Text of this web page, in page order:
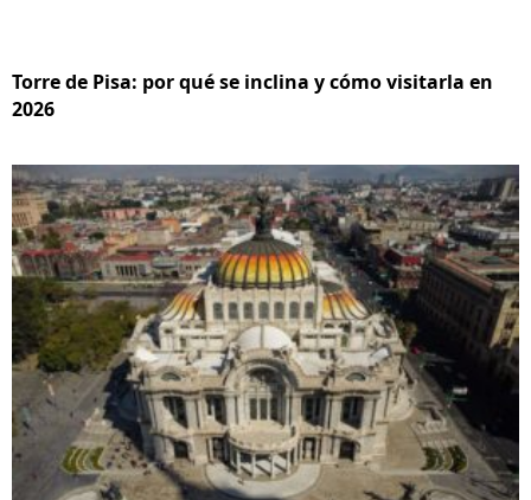
Torre de Pisa: por qué se inclina y cómo visitarla en
2026